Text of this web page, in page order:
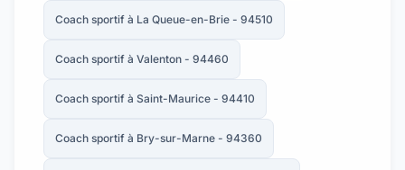
Coach sportif à La Queue-en-Brie - 94510
Coach sportif à Valenton - 94460
Coach sportif à Saint-Maurice - 94410
Coach sportif à Bry-sur-Marne - 94360